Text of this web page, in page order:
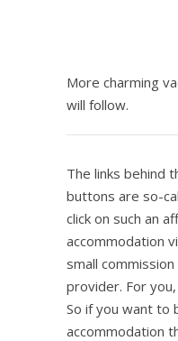
More charming
will follow.
The links behind
buttons are so-
click on such an
accommodation
small
provider. For
So if you want to
accommodation